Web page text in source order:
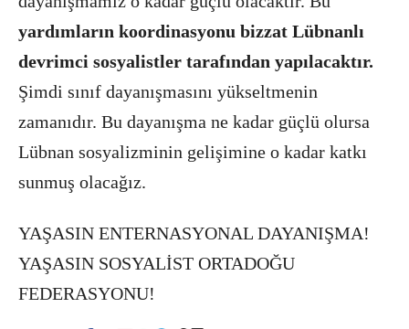
yardımların koordinasyonu bizzat Lübnanlı
devrimci sosyalistler tarafından yapılacaktır.
Şimdi sınıf dayanışmasını yükseltmenin
zamanıdır. Bu dayanışma ne kadar güçlü olursa
Lübnan sosyalizminin gelişimine o kadar katkı
sunmuş olacağız.
YAŞASIN ENTERNASYONAL DAYANIŞMA!
YAŞASIN SOSYALİST ORTADOĞU
FEDERASYONU!